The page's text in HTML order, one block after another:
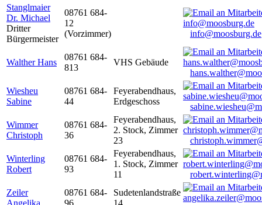
Stanglmaier
Dr. Michael
Dritter
Bürgermeister
08761 684-
12
(Vorzimmer)
info@moosburg.de
Walther Hans
08761 684-
813
VHS Gebäude
Wiesheu
Sabine
08761 684-
44
Feyerabendhaus,
Erdgeschoss
Wimmer
Christoph
08761 684-
36
Feyerabendhaus,
2. Stock, Zimmer
23
Winterling
Robert
08761 684-
93
Feyerabendhaus,
1. Stock, Zimmer
11
Zeiler
Angelika
08761 684-
96
Sudetenlandstraße
14